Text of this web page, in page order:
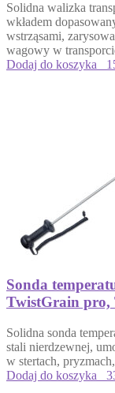
Solidna walizka
wkładem
wstrząsami,
wagowy w
Dodaj do koszyka
Sonda
TwistGrain pro,
Solidna sonda
stali nierdzewnej,
w stertach,
Dodaj do koszyka